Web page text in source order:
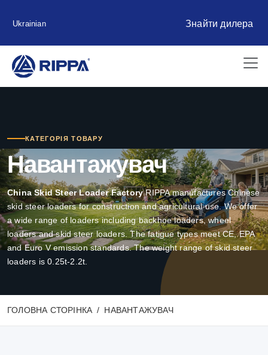
Ukrainian Знайти дилера
КАТЕГОРІЯ ТОВАРУ
Навантажувач
China Skid Steer Loader Factory RIPPA manufactures Chinese
skid steer loaders for construction and agricultural use. We offer
a wide range of loaders including backhoe loaders, wheel
loaders and skid steer loaders. The fatigue types meet CE, EPA
and Euro V emission standards. The weight range of skid steer
loaders is 0.25t-2.2t.
ГОЛОВНА СТОРІНКА НАВАНТАЖУВАЧ